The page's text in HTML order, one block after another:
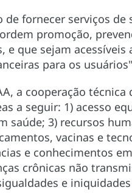
fornecer serviços de
promoção,
que sejam acessíveis
para os
a cooperação técnica
a seguir: 1) acesso
saúde; 3) recursos
vacinas e
e conhecimentos
crônicas não
e